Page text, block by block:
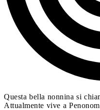
Questa bella nonnina si
Attualmente vive a